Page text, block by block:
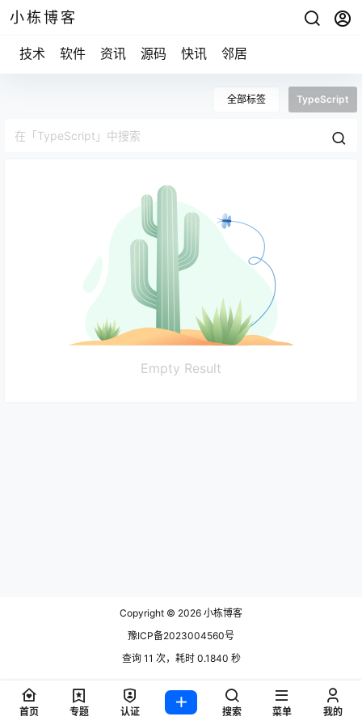
小栋博客
技术 软件 资讯 源码 快讯 邻居
全部标签 TypeScript
Empty Result
Copyright © 2026 小栋博客
豫ICP备2023004560号
查询 11 次，耗时 0.1840 秒
首页 专题 认证 搜索 菜单 我的